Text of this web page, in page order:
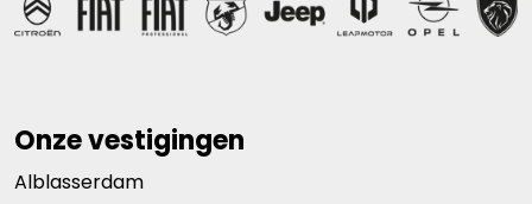
Onze vestigingen
Alblasserdam